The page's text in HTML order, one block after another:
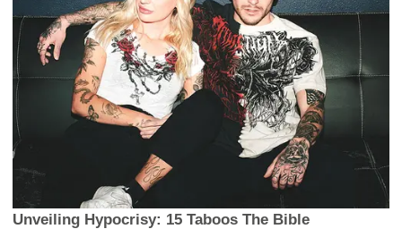
Unveiling Hypocrisy: 15 Taboos The Bible